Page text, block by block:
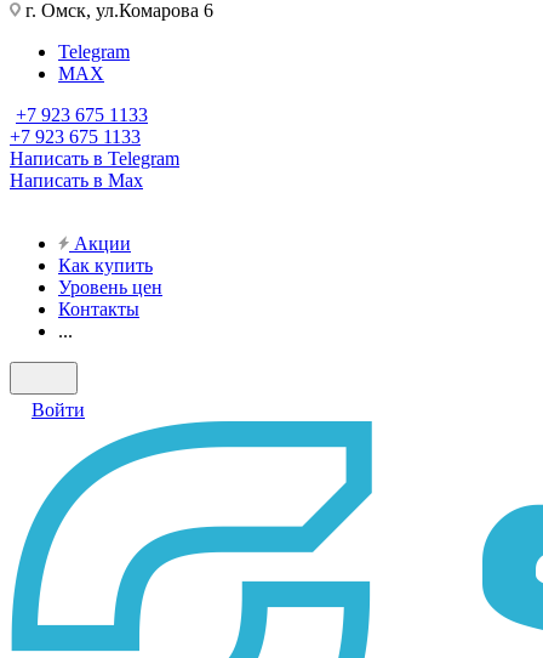
г. Омск, ул.Комарова 6
Telegram
MAX
+7 923 675 1133
+7 923 675 1133
Написать в Telegram
Написать в Max
Акции
Как купить
Уровень цен
Контакты
...
Войти